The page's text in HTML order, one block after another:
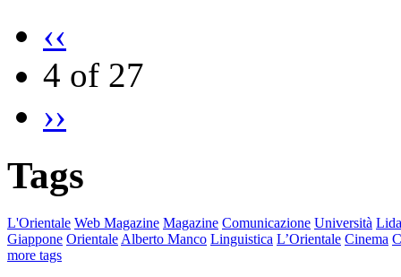
‹‹
4 of 27
››
Tags
L'Orientale Web Magazine Magazine Comunicazione Università
Giappone Orientale Alberto Manco Linguistica L’Orientale Cinema
more tags